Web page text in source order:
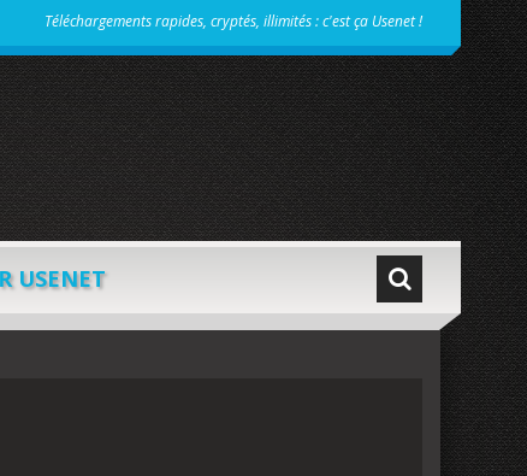
Téléchargements rapides, cryptés, illimités : c'est ça Usenet !
USENET